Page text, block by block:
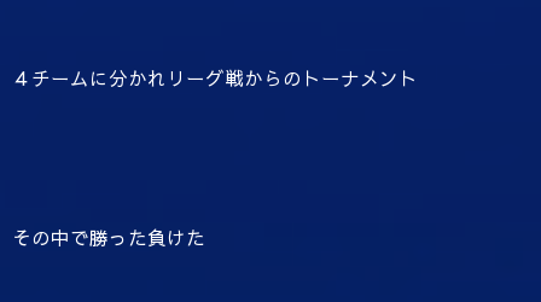
４チームに分かれリーグ戦からのトーナメント
その中で勝った負けた